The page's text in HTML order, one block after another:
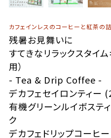
カフェインレスのコーヒーと紅茶の
残暑お見舞いに
すてきなリラックスタイム
用）
- Tea & Drip Coffee -
デカフェセイロンティ
有機グリーンルイボス
ク
デカフェドリップコーヒー